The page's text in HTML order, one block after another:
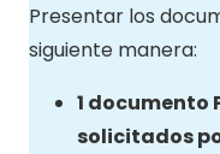
Presentar los
siguiente manera:
1 documento
solicitados